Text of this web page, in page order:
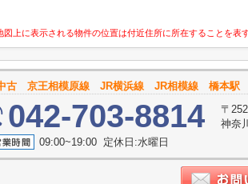
上に表示される物件の位置は付近住所に所在することを表
古 京王相模原線 JR横浜線 JR相模線 橋本駅
042-703-8814
〒
神奈
09:00~19:00 定休日:水曜日